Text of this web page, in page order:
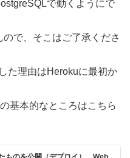
で動くようにで
で、そこはご了承くださ
た理由はHerokuに最初か
基本的なところはこちら